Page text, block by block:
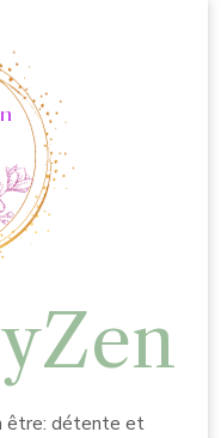
être: détente et